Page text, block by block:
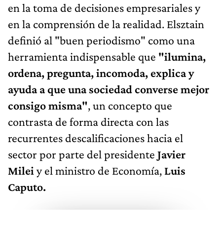
en la toma de decisiones empresariales y
en la comprensión de la realidad. Elsztain
definió al "buen periodismo" como una
herramienta indispensable que "ilumina,
ordena, pregunta, incomoda, explica y
ayuda a que una sociedad converse mejor
consigo misma", un concepto que
contrasta de forma directa con las
recurrentes descalificaciones hacia el
sector por parte del presidente Javier
Milei y el ministro de Economía, Luis
Caputo.